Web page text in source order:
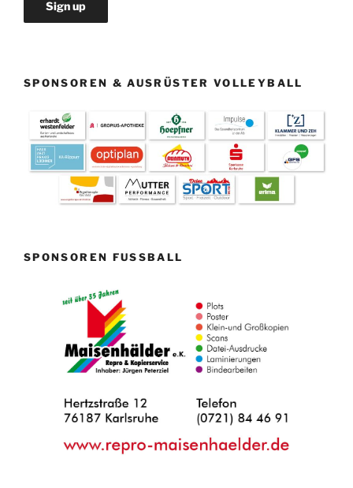
SPONSOREN & AUSRÜSTER VOLLEYBALL
SPONSOREN FUSSBALL